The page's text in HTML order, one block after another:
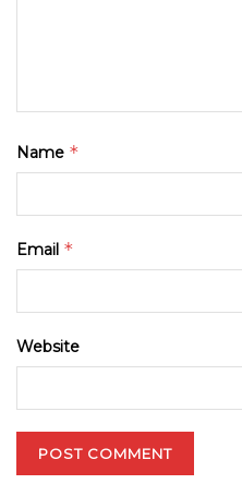
Name *
Email *
Website